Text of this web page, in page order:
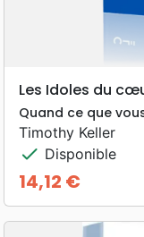
Les Idoles du
Quand ce que
Timothy Keller
check Disponible
Prix
14,12 €